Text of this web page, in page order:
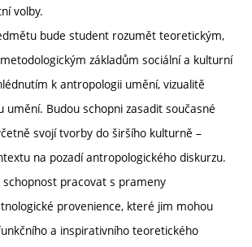
volby.
bude student rozumět teoretickým,
základům sociální a kulturní
k antropologii umění, vizualitě
umění. Budou schopni zasadit současné
svojí tvorby do širšího kulturně –
na pozadí antropologického diskurzu.
schopnost pracovat s prameny
provenience, které jim mohou
a inspirativního teoretického